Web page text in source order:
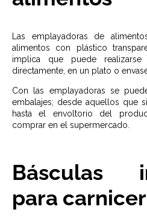
Las emplayadoras de
alimentos con plástico
implica que puede
directamente, en un plato o
Con las emplayadoras se
embalajes; desde aquellos que
hasta el envoltorio del
comprar en el supermercado.
Básculas
para